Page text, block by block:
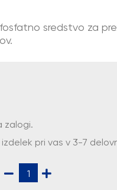
sredstvo za
zalogi.
pri vas v 3-7